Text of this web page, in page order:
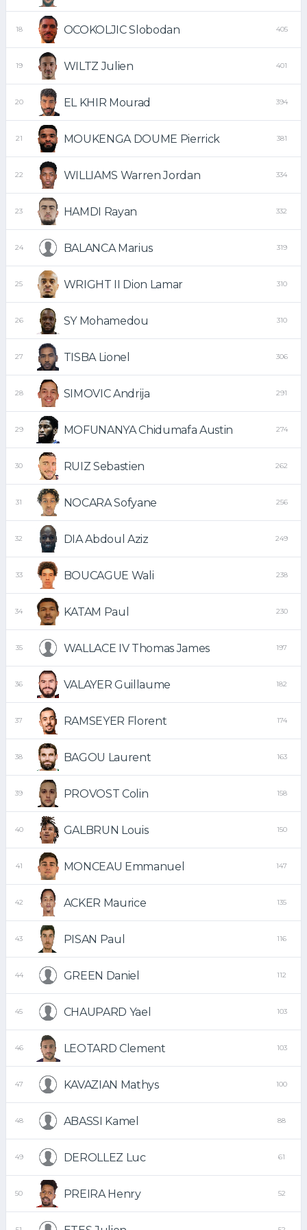
18 OCOKOLJIC Slobodan 405
19 WILTZ Julien 401
20 EL KHIR Mourad 394
21 MOUKENGA DOUME Pierrick 381
22 WILLIAMS Warren Jordan 334
23 HAMDI Rayan 332
24 BALANCA Marius 319
25 WRIGHT II Dion Lamar 310
26 SY Mohamedou 310
27 TISBA Lionel 306
28 SIMOVIC Andrija 291
29 MOFUNANYA Chidumafa Austin 274
30 RUIZ Sebastien 262
31 NOCARA Sofyane 256
32 DIA Abdoul Aziz 249
33 BOUCAGUE Wali 238
34 KATAM Paul 230
35 WALLACE IV Thomas James 197
36 VALAYER Guillaume 182
37 RAMSEYER Florent 174
38 BAGOU Laurent 163
39 PROVOST Colin 158
40 GALBRUN Louis 150
41 MONCEAU Emmanuel 147
42 ACKER Maurice 135
43 PISAN Paul 116
44 GREEN Daniel 112
45 CHAUPARD Yael 103
46 LEOTARD Clement 103
47 KAVAZIAN Mathys 100
48 ABASSI Kamel 88
49 DEROLLEZ Luc 61
50 PREIRA Henry 52